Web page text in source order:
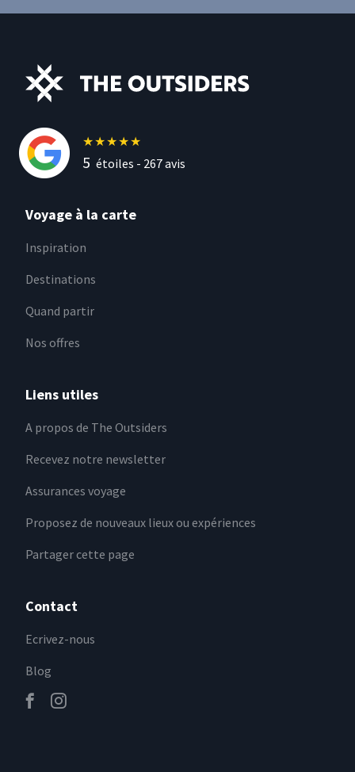
★★★★★
5 étoiles - 267avis
Voyage à la carte
Inspiration
Destinations
Quand partir
Nos offres
Liens utiles
A propos de The Outsiders
Recevez notre newsletter
Assurances voyage
Proposez de nouveaux lieux ou expériences
Partager cette page
Contact
Ecrivez-nous
Blog